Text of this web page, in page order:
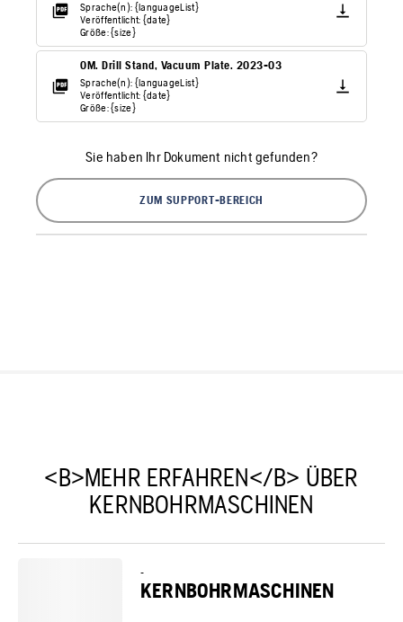
Sprache(n): {languageList}
Veröffentlicht: {date}
Größe: {size}
OM. Drill Stand, Vacuum Plate. 2023-03
Sprache(n): {languageList}
Veröffentlicht: {date}
Größe: {size}
Sie haben Ihr Dokument nicht gefunden?
ZUM SUPPORT-BEREICH
<B>MEHR ERFAHREN</B> ÜBER
KERNBOHRMASCHINEN
-
KERNBOHRMASCHINEN